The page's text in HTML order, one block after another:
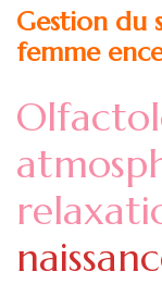
Gestion du
femme